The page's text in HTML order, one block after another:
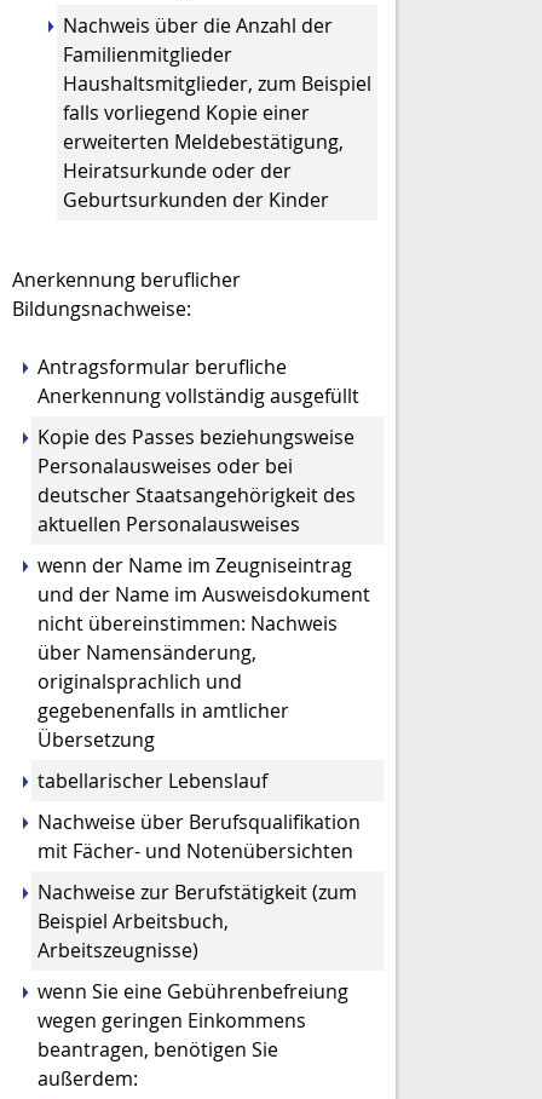
Nachweis über dieAnzahl der
Familienmitglieder
Haushaltsmitglieder, zum Beispiel
falls vorliegend Kopie einer
erweiterten Meldebestätigung,
Heiratsurkunde oder der
Geburtsurkunden der Kinder
Anerkennung beruflicher
Bildungsnachweise:
Antragsformular berufliche
Anerkennung vollständig ausgefüllt
Kopie des Passes beziehungsweise
Personalausweises oder bei
deutscher Staatsangehörigkeit des
aktuellen Personalausweises
wenn der Name im Zeugniseintrag
und der Name im Ausweisdokument
nicht übereinstimmen: Nachweis
über Namensänderung,
originalsprachlich und
gegebenenfalls in amtlicher
Übersetzung
tabellarischer Lebenslauf
Nachweise über Berufsqualifikation
mit Fächer- und Notenübersichten
Nachweise zur Berufstätigkeit (zum
Beispiel Arbeitsbuch,
Arbeitszeugnisse)
wenn Sie eine Gebührenbefreiung
wegen geringen Einkommens
beantragen, benötigen Sie
außerdem: